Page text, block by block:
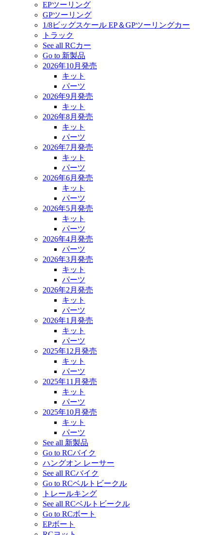
EPツーリング
GPツーリング
1/8ビッグスケール EP＆GPツーリングカー
トラック
See all RCカー
Go to 新製品
2026年10月発売
キット
パーツ
2026年9月発売
キット
2026年8月発売
キット
パーツ
2026年7月発売
キット
パーツ
2026年6月発売
キット
パーツ
2026年5月発売
キット
パーツ
2026年4月発売
パーツ
2026年3月発売
キット
パーツ
2026年2月発売
キット
パーツ
2026年1月発売
キット
パーツ
2025年12月発売
キット
パーツ
2025年11月発売
キット
パーツ
2025年10月発売
キット
パーツ
See all 新製品
Go to RCバイク
ハングオン レーサー
See all RCバイク
Go to RCベルトビークル
トレールキング
See all RCベルトビークル
Go to RCボート
EPボート